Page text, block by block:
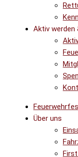
Aktiv werden
Über uns